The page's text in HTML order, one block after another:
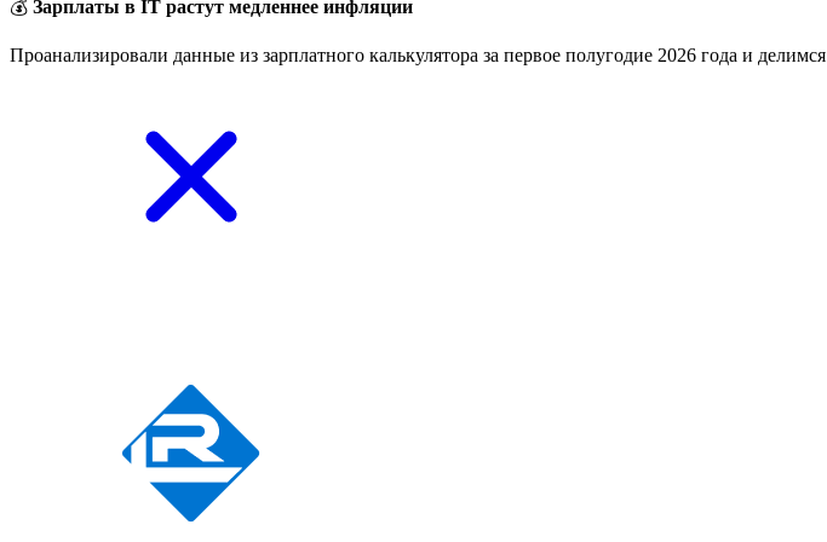
💰 Зарплаты в IT растут медленнее инфляции
Проанализировали данные из зарплатного калькулятора за первое полугодие 2026 года и делимся